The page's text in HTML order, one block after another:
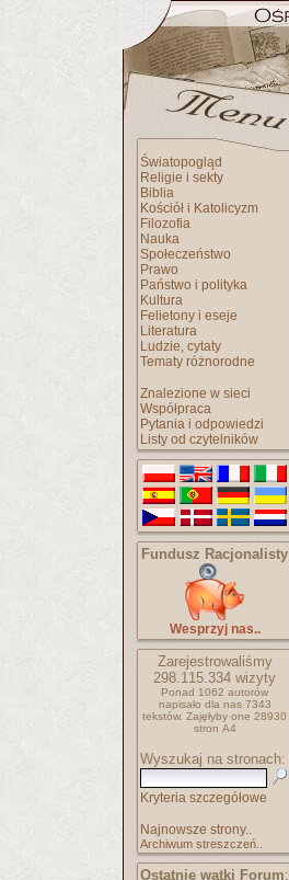
Światopogląd
Religie i sekty
Biblia
Kościół i Katolicyzm
Filozofia
Nauka
Społeczeństwo
Prawo
Państwo i polityka
Kultura
Felietony i eseje
Literatura
Ludzie, cytaty
Tematy różnorodne
Znalezione w sieci
Współpraca
Pytania i odpowiedzi
Listy od czytelników
Fundusz Racjonalisty
Wesprzyj nas..
Zarejestrowaliśmy
298.115.334 wizyty
Ponad 1062 autorów
napisało dla nas 7343
tekstów. Zajęłyby one 28930
stron A4
Wyszukaj na stronach:
Kryteria szczegółowe
Najnowsze strony..
Archiwum streszczeń..
Ostatnie wątki Forum: